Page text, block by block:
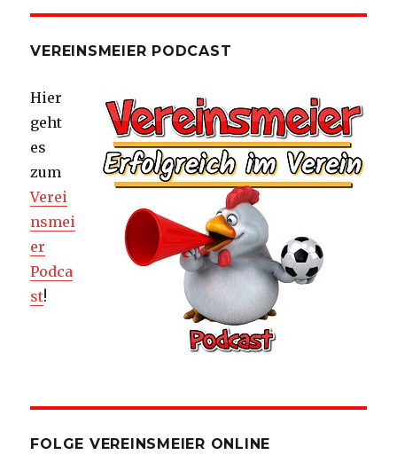
VEREINSMEIER PODCAST
Hier
geht
es
zum
Verei
nsmei
er
Podca
st!
FOLGE VEREINSMEIER ONLINE